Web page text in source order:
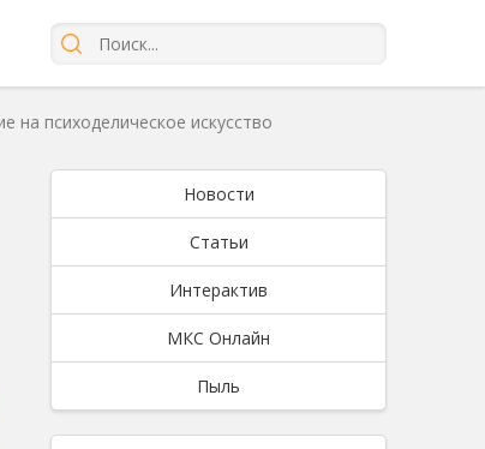
психоделическое искусство
Новости
Статьи
Интерактив
МКС Онлайн
Пыль